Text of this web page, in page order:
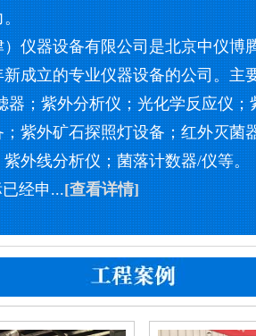
仪器设备有限公司是北京中仪博
新成立的专业仪器设备的公司。主
器；紫外分析仪；光化学反应仪；
紫外矿石探照灯设备；红外灭菌
外线分析仪；菌落计数器/仪等。
经申...[查看详情]